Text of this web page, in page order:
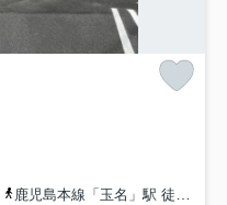
鹿児島本線「玉名」駅 徒歩35分